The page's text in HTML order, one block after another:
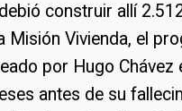
construir allí
Vivienda, el
por Hugo Chávez
antes de su